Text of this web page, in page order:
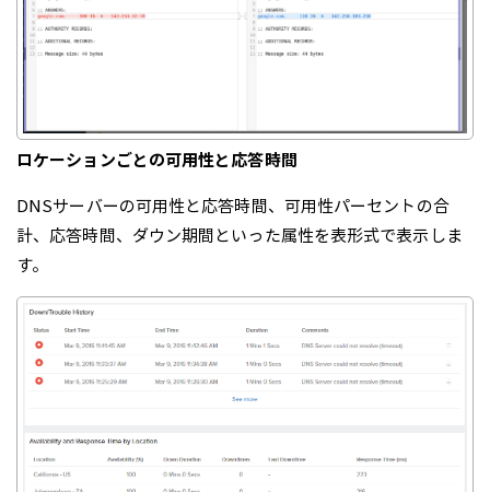
ロケーションごとの可用性と応答時間
DNSサーバーの可用性と応答時間、可用性パーセントの合
計、応答時間、ダウン期間といった属性を表形式で表示しま
す。